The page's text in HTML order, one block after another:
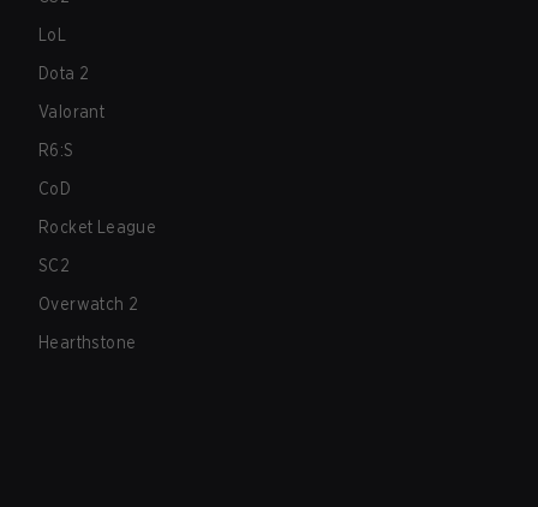
LoL
Dota 2
Valorant
R6:S
CoD
Rocket League
SC2
Overwatch 2
Hearthstone